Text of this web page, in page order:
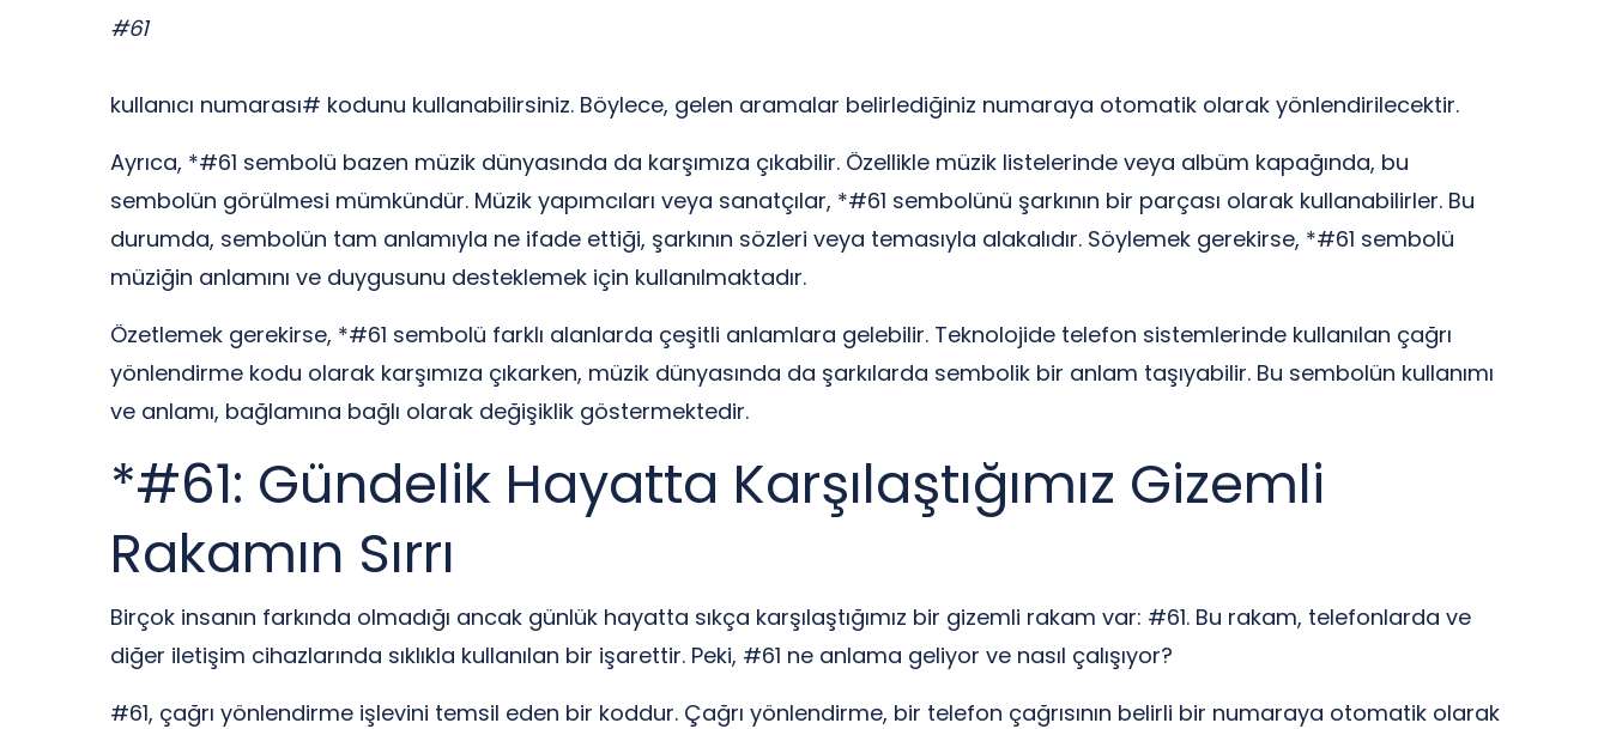
#61
kullanıcı numarası# kodunu kullanabilirsiniz. Böylece, gelen aramalar belirlediğiniz numaraya otomatik olarak yönlendirilecektir.
Ayrıca, *#61 sembolü bazen müzik dünyasında da karşımıza çıkabilir. Özellikle müzik listelerinde veya albüm kapağında, bu
sembolün görülmesi mümkündür. Müzik yapımcıları veya sanatçılar, *#61 sembolünü şarkının bir parçası olarak kullanabilirler. Bu
durumda, sembolün tam anlamıyla ne ifade ettiği, şarkının sözleri veya temasıyla alakalıdır. Söylemek gerekirse, *#61 sembolü
müziğin anlamını ve duygusunu desteklemek için kullanılmaktadır.
Özetlemek gerekirse, *#61 sembolü farklı alanlarda çeşitli anlamlara gelebilir. Teknolojide telefon sistemlerinde kullanılan çağrı
yönlendirme kodu olarak karşımıza çıkarken, müzik dünyasında da şarkılarda sembolik bir anlam taşıyabilir. Bu sembolün kullanımı
ve anlamı, bağlamına bağlı olarak değişiklik göstermektedir.
*#61: Gündelik Hayatta Karşılaştığımız Gizemli
Rakamın Sırrı
Birçok insanın farkında olmadığı ancak günlük hayatta sıkça karşılaştığımız bir gizemli rakam var: #61. Bu rakam, telefonlarda ve
diğer iletişim cihazlarında sıklıkla kullanılan bir işarettir. Peki, #61 ne anlama geliyor ve nasıl çalışıyor?
#61, çağrı yönlendirme işlevini temsil eden bir koddur. Çağrı yönlendirme, bir telefon çağrısının belirli bir numaraya otomatik olarak